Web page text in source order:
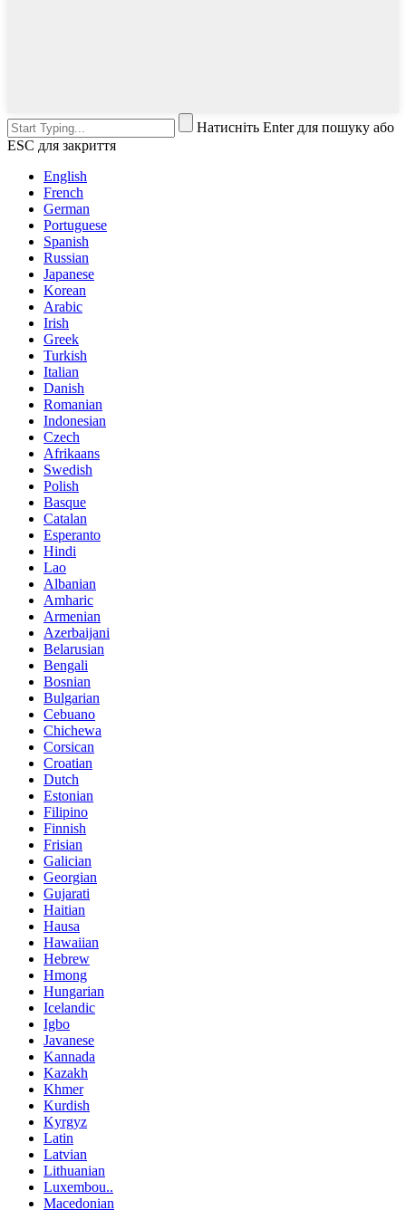
Натисніть Enter для пошуку або
ESC для закриття
English
French
German
Portuguese
Spanish
Russian
Japanese
Korean
Arabic
Irish
Greek
Turkish
Italian
Danish
Romanian
Indonesian
Czech
Afrikaans
Swedish
Polish
Basque
Catalan
Esperanto
Hindi
Lao
Albanian
Amharic
Armenian
Azerbaijani
Belarusian
Bengali
Bosnian
Bulgarian
Cebuano
Chichewa
Corsican
Croatian
Dutch
Estonian
Filipino
Finnish
Frisian
Galician
Georgian
Gujarati
Haitian
Hausa
Hawaiian
Hebrew
Hmong
Hungarian
Icelandic
Igbo
Javanese
Kannada
Kazakh
Khmer
Kurdish
Kyrgyz
Latin
Latvian
Lithuanian
Luxembou..
Macedonian